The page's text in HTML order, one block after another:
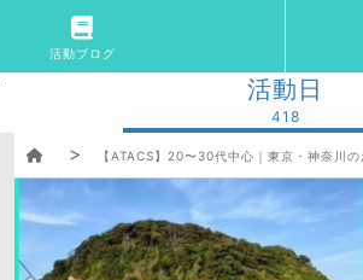
活動ブログ
活動日
418
【ATACS】20〜30代中心｜東京・神奈川